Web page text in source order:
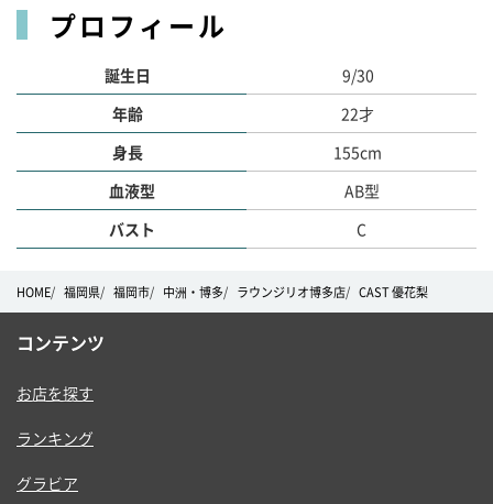
プロフィール
誕生日
9/30
年齢
22才
身長
155cm
血液型
AB型
バスト
C
HOME 福岡県 福岡市 中洲・博多 ラウンジリオ博多店 CAST 優花梨
コンテンツ
お店を探す
ランキング
グラビア